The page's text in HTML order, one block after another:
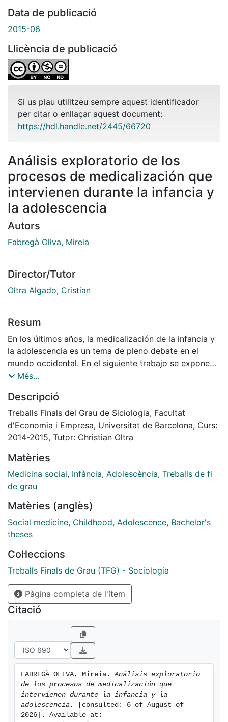
Data de publicació
2015-06
Llicència de publicació
Si us plau utilitzeu sempre aquest identificador
per citar o enllaçar aquest document:
https://hdl.handle.net/2445/66720
Análisis exploratorio de los
procesos de medicalización que
intervienen durante la infancia y
la adolescencia
Autors
Fabregà Oliva, Mireia
Director/Tutor
Oltra Algado, Cristian
Resum
En los últimos años, la medicalización de la infancia y
la adolescencia es un tema de pleno debate en el
mundo occidental. En el siguiente trabajo se exponen
desde cuáles son los principales procesos de
madre hasta la adolescencia del hijo/a que se han
obtenido mediante una revisión bibliográfica en la que
se han elegido 73 artículos. Los actores que
fundamentan los procesos de medicalización en el
educativo y el sistema sanitario. A lo largo del trabajo
se describe la controversia de opiniones por parte de
los actores frente a la medicalización, además de
en contra.
Més...
Descripció
Treballs Finals del Grau de Siciologia, Facultat
d'Economia i Empresa, Universitat de Barcelona, Curs:
2014-2015, Tutor: Christian Oltra
Matèries
Medicina social, Infància, Adolescència, Treballs de fi
de grau
Matèries (anglès)
Social medicine, Childhood, Adolescence, Bachelor's
theses
Col·leccions
Treballs Finals de Grau (TFG) - Sociologia
Pàgina completa de l'ítem
Citació
FABREGÀ OLIVA, Mireia. Análisis exploratorio
de los procesos de medicalización que
intervienen durante la infancia y la
adolescencia.
[consulted: 6 of August of
2026]. Available at: